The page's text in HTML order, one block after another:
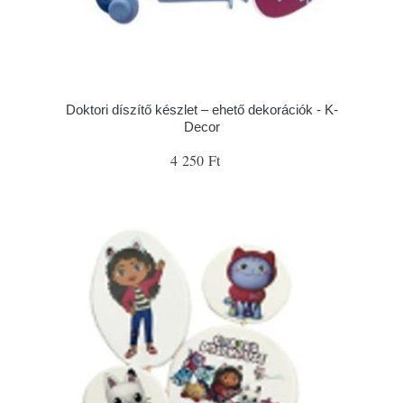
Doktori díszítő készlet – ehető dekorációk - K-
Decor
4 250 Ft